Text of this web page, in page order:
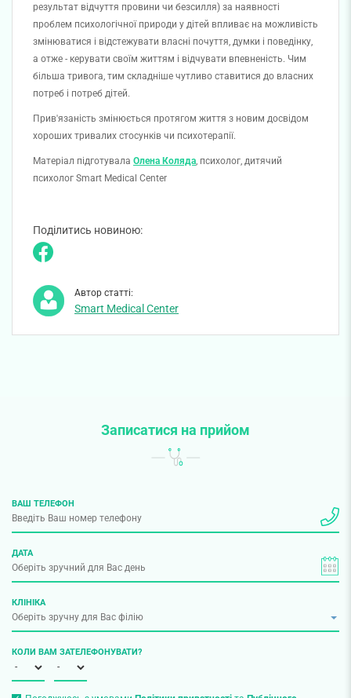
результат відчуття провини чи безсилля) за наявності
проблем психологічної природи у дітей впливає на можливість
змінюватися і відстежувати власні почуття, думки і поведінку,
а отже - керувати своїм життям і відчувати впевненість. Чим
більша тривога, тим складніше чутливо ставитися до власних
потреб і потреб дітей.
Прив'язаність змінюється протягом життя з новим досвідом
хороших тривалих стосунків чи психотерапії.
Матеріал підготувала Олена Коляда , психолог, дитячий
психолог Smart Medical Center
Поділитись новиною:
Автор статті:
Smart Medical Center
Записатися на прийом
ВАШ ТЕЛЕФОН
ДАТА
КЛІНІКА
КОЛИ ВАМ ЗАТЕЛЕФОНУВАТИ?